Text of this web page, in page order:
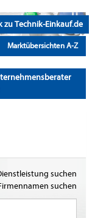
zu Technik-Einkauf.de
Marktübersichten A-Z
suchen
suchen